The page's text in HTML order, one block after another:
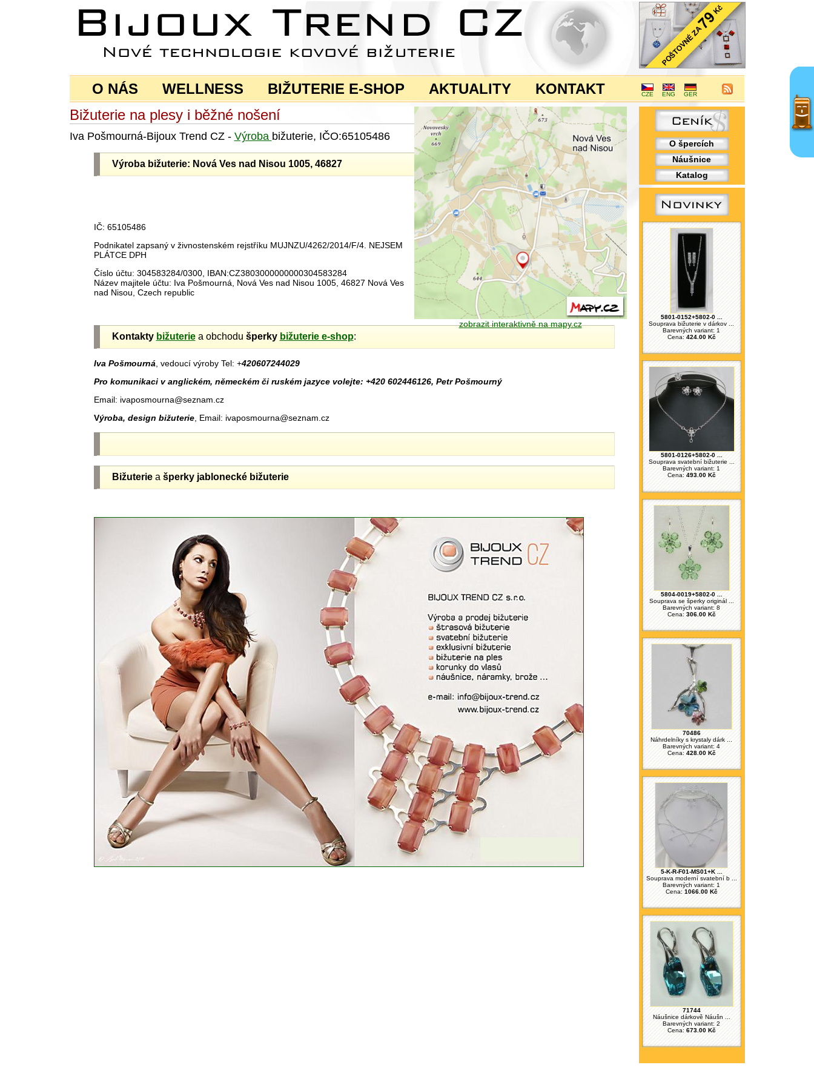
CZE ENG GER
O NÁS WELLNESS BIŽUTERIE E-SHOP AKTUALITY KONTAKT
O špercích
Náušnice
Katalog
5801-0152+5802-0 ...
Souprava bižuterie v dárkov ...
Barevných variant: 1
Cena: 424.00 Kč
5801-0126+5802-0 ...
Souprava svatební bižuterie ...
Barevných variant: 1
Cena: 493.00 Kč
5804-0019+5802-0 ...
Souprava se šperky originál ...
Barevných variant: 8
Cena: 306.00 Kč
70486
Náhrdelníky s krystaly dárk ...
Barevných variant: 4
Cena: 428.00 Kč
5-K-R-F01-MS01+K ...
Souprava moderní svatební b ...
Barevných variant: 1
Cena: 1066.00 Kč
71744
Náušnice dárkově Náušn ...
Barevných variant: 2
Cena: 673.00 Kč
zobrazit interaktivně na mapy.cz
Bižuterie na plesy i běžné nošení
Iva Pošmourná-Bijoux Trend CZ - Výroba bižuterie, IČO:65105486
Výroba bižuterie: Nová Ves nad Nisou 1005, 46827
IČ: 65105486
Podnikatel zapsaný v živnostenském rejstříku MUJNZU/4262/2014/F/4. NEJSEM
PLÁTCE DPH
Číslo účtu: 304583284/0300, IBAN:CZ3803000000000304583284
Název majitele účtu: Iva Pošmourná, Nová Ves nad Nisou 1005, 46827 Nová Ves
nad Nisou, Czech republic
Kontakty bižuteriea obchodu šperky bižuterie e-shop:
Iva Pošmourná, vedoucí výroby Tel: +420607244029
Pro komunikaci v anglickém, německém či ruském jazyce volejte: +420 602446126, Petr Pošmourný
Email: ivaposmourna@seznam.cz
Výroba, design bižuterie, Email: ivaposmourna@seznam.cz
Bižuteriea šperky jablonecké bižuterie